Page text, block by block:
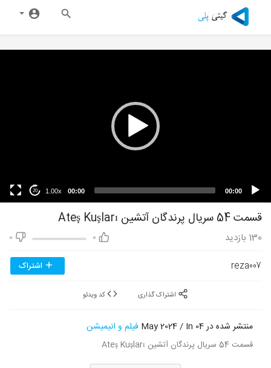
00:00
00:00
1.00x
20
قسمت 54 سریال پرندگان آتشین Ateş Kuşları
0
0 130 بازدید
reza007 اشتراک
منتشر شده در 04 May 2024 / In فیلم و انیمیشن
قسمت 54 سریال پرندگان آتشین Ateş Kuşları